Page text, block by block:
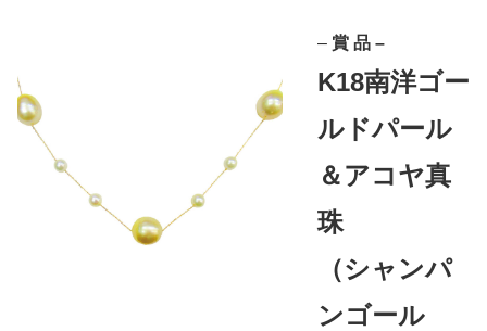
– 賞 品 –
K18南洋ゴー
ルドパール
＆アコヤ真
珠
（シャンパ
ンゴール